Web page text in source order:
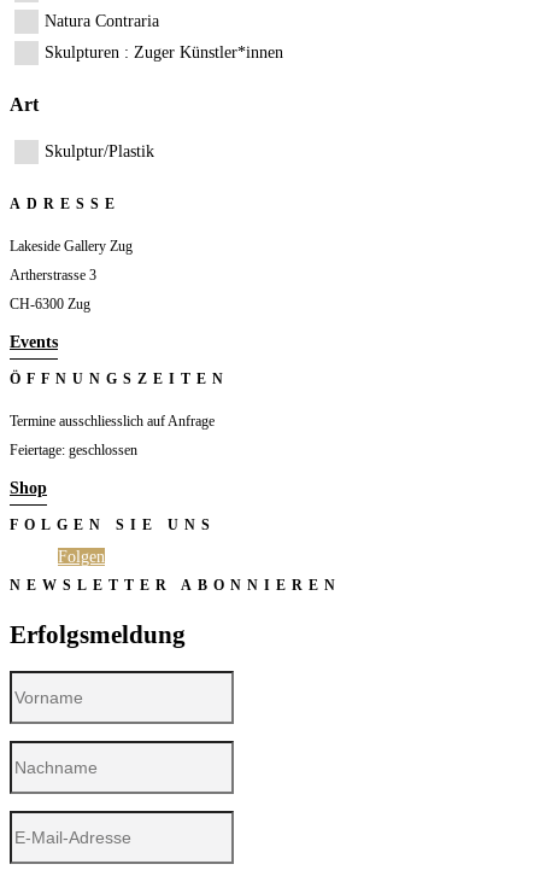
Natura Contraria
Skulpturen : Zuger Künstler*innen
Art
Skulptur/Plastik
ADRESSE
Lakeside Gallery Zug
Artherstrasse 3
CH-6300 Zug
Events
ÖFFNUNGSZEITEN
Termine ausschliesslich auf Anfrage
Feiertage: geschlossen
Shop
FOLGEN SIE UNS
Folgen
NEWSLETTER ABONNIEREN
Erfolgsmeldung